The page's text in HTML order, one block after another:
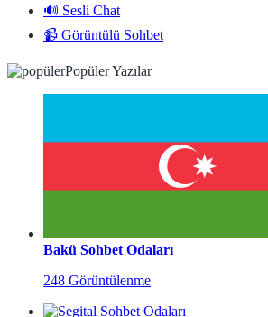
🔊 Sesli Chat
📹 Görüntülü Sohbet
Popüler Yazılar
Bakü Sohbet Odaları
248 Görüntülenme